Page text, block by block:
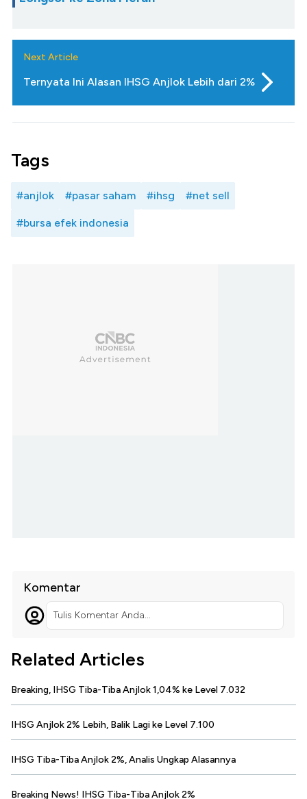
Next Article
Ternyata Ini Alasan IHSG Anjlok Lebih dari 2%
Tags
#anjlok #pasar saham #ihsg #net sell
#bursa efek indonesia
Komentar
Tulis Komentar Anda...
Related Articles
Breaking, IHSG Tiba-Tiba Anjlok 1,04% ke Level 7.032
IHSG Anjlok 2% Lebih, Balik Lagi ke Level 7.100
IHSG Tiba-Tiba Anjlok 2%, Analis Ungkap Alasannya
Breaking News! IHSG Tiba-Tiba Anjlok 2%